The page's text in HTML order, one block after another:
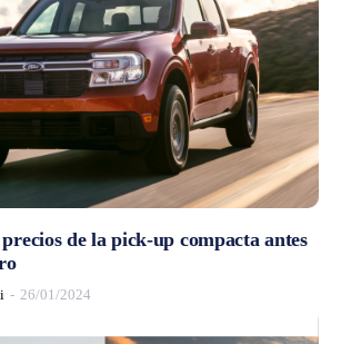
de la pick-up compacta antes
- 26/01/2024